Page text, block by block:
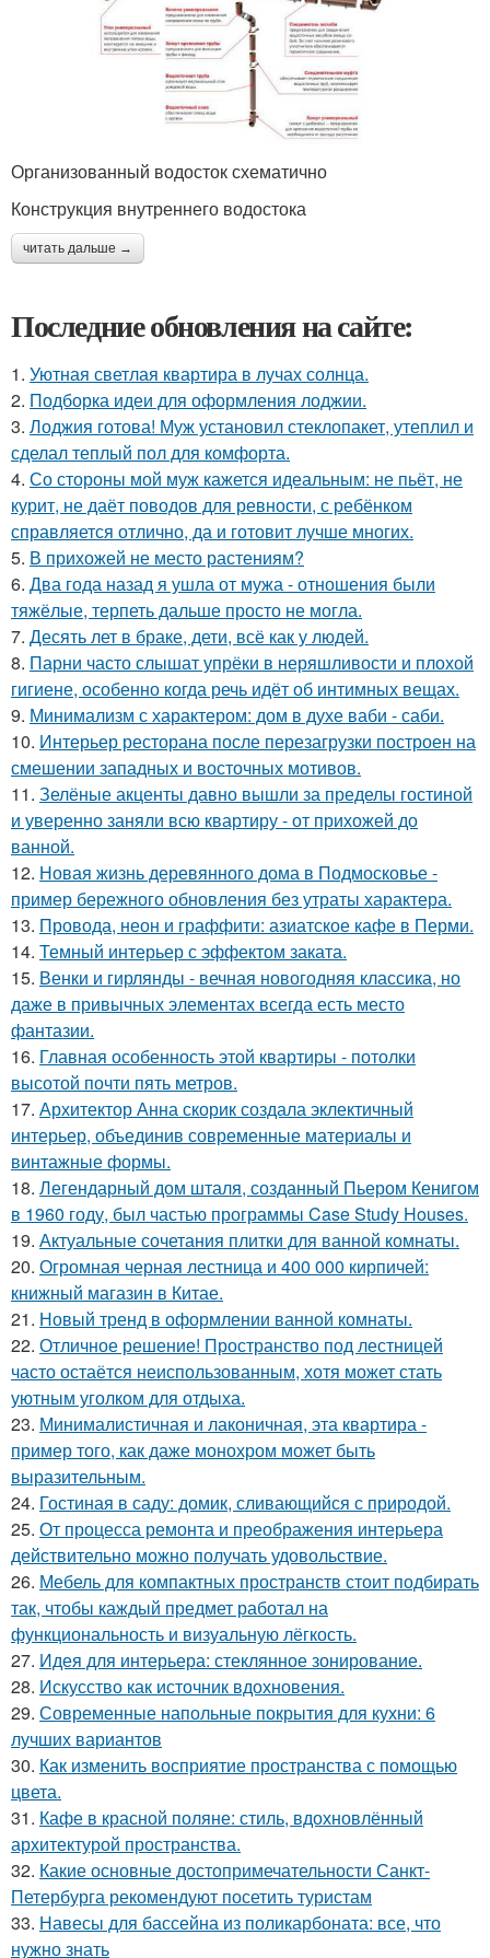
Организованный водосток схематично
Конструкция внутреннего водостока
читать дальше →
Последние обновления на сайте:
1. Уютная светлая квартира в лучах солнца.
2. Подборка идеи для оформления лоджии.
3. Лоджия готова! Муж установил стеклопакет, утеплил и
сделал теплый пол для комфорта.
4. Со стороны мой муж кажется идеальным: не пьёт, не
курит, не даёт поводов для ревности, с ребёнком
справляется отлично, да и готовит лучше многих.
5. В прихожей не место растениям?
6. Два года назад я ушла от мужа - отношения были
тяжёлые, терпеть дальше просто не могла.
7. Десять лет в браке, дети, всё как у людей.
8. Парни часто слышат упрёки в неряшливости и плохой
гигиене, особенно когда речь идёт об интимных вещах.
9. Минимализм с характером: дом в духе ваби - саби.
10. Интерьер ресторана после перезагрузки построен на
смешении западных и восточных мотивов.
11. Зелёные акценты давно вышли за пределы гостиной
и уверенно заняли всю квартиру - от прихожей до
ванной.
12. Новая жизнь деревянного дома в Подмосковье -
пример бережного обновления без утраты характера.
13. Провода, неон и граффити: азиатское кафе в Перми.
14. Темный интерьер с эффектом заката.
15. Венки и гирлянды - вечная новогодняя классика, но
даже в привычных элементах всегда есть место
фантазии.
16. Главная особенность этой квартиры - потолки
высотой почти пять метров.
17. Архитектор Анна скорик создала эклектичный
интерьер, объединив современные материалы и
винтажные формы.
18. Легендарный дом шталя, созданный Пьером Кенигом
в 1960 году, был частью программы Case Study Houses.
19. Актуальные сочетания плитки для ванной комнаты.
20. Огромная черная лестница и 400 000 кирпичей:
книжный магазин в Китае.
21. Новый тренд в оформлении ванной комнаты.
22. Отличное решение! Пространство под лестницей
часто остаётся неиспользованным, хотя может стать
уютным уголком для отдыха.
23. Минималистичная и лаконичная, эта квартира -
пример того, как даже монохром может быть
выразительным.
24. Гостиная в саду: домик, сливающийся с природой.
25. От процесса ремонта и преображения интерьера
действительно можно получать удовольствие.
26. Мебель для компактных пространств стоит подбирать
так, чтобы каждый предмет работал на
функциональность и визуальную лёгкость.
27. Идея для интерьера: стеклянное зонирование.
28. Искусство как источник вдохновения.
29. Современные напольные покрытия для кухни: 6
лучших вариантов
30. Как изменить восприятие пространства с помощью
цвета.
31. Кафе в красной поляне: стиль, вдохновлённый
архитектурой пространства.
32. Какие основные достопримечательности Санкт-
Петербурга рекомендуют посетить туристам
33. Навесы для бассейна из поликарбоната: все, что
нужно знать